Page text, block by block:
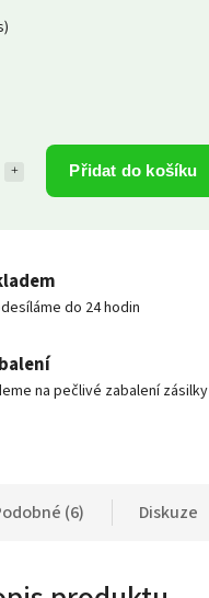
Přidat do košíku
do 24 hodin
na pečlivé zabalení zásilky
(6) Diskuze